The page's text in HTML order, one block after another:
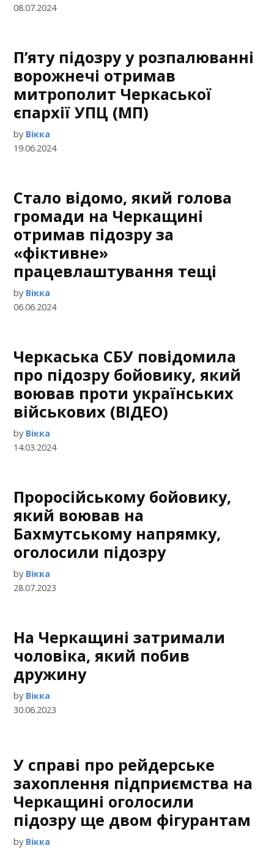
08.07.2024
П’яту підозру у розпалюванні
ворожнечі отримав
митрополит Черкаської
єпархії УПЦ (МП)
by Вікка
19.06.2024
Стало відомо, який голова
громади на Черкащині
отримав підозру за
«фіктивне»
працевлаштування тещі
by Вікка
06.06.2024
Черкаська CБУ повідомила
про підозру бойовику, який
воював проти українських
військових (ВІДЕО)
by Вікка
14.03.2024
Проросійському бойовику,
який воював на
Бахмутському напрямку,
оголосили підозру
by Вікка
28.07.2023
На Черкащині затримали
чоловіка, який побив
дружину
by Вікка
30.06.2023
У справі про рейдерське
захоплення підприємства на
Черкащині оголосили
підозру ще двом фігурантам
by Вікка